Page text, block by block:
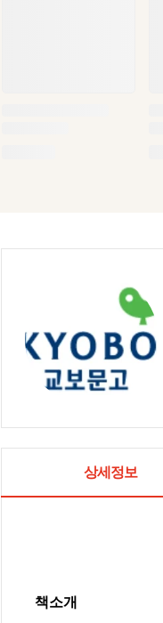
상세정보
책소개